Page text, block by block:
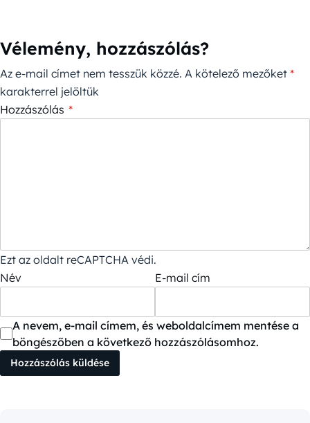
Vélemény, hozzászólás?
Az e-mail címet nem tesszük közzé. A kötelező mezőket *
karakterrel jelöltük
Hozzászólás *
Ezt az oldalt reCAPTCHA védi.
Név
E-mail cím
A nevem, e-mail címem, és weboldalcímem mentése a
böngészőben a következő hozzászólásomhoz.